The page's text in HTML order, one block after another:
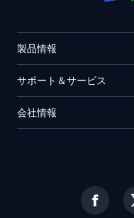
製品情報
サポート＆サービス
会社情報